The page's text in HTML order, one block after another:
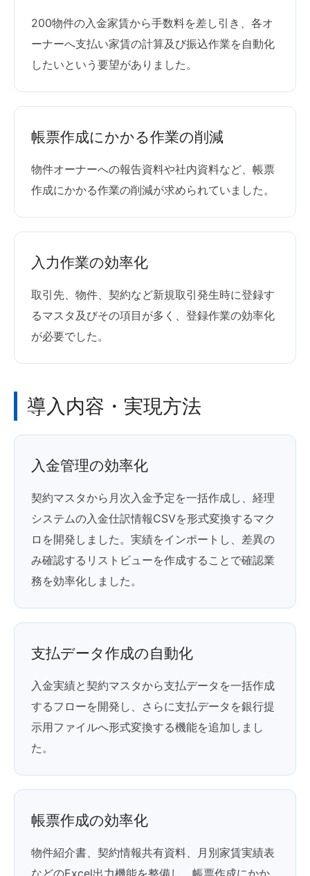
200物件の入金家賃から手数料を差し引き、各オ
ーナーへ支払い家賃の計算及び振込作業を自動化
したいという要望がありました。
帳票作成にかかる作業の削減
物件オーナーへの報告資料や社内資料など、帳票
作成にかかる作業の削減が求められていました。
入力作業の効率化
取引先、物件、契約など新規取引発生時に登録す
るマスタ及びその項目が多く、登録作業の効率化
が必要でした。
導入内容・実現方法
入金管理の効率化
契約マスタから月次入金予定を一括作成し、経理
システムの入金仕訳情報CSVを形式変換するマク
ロを開発しました。実績をインポートし、差異の
み確認するリストビューを作成することで確認業
務を効率化しました。
支払データ作成の自動化
入金実績と契約マスタから支払データを一括作成
するフローを開発し、さらに支払データを銀行提
示用ファイルへ形式変換する機能を追加しまし
た。
帳票作成の効率化
物件紹介書、契約情報共有資料、月別家賃実績表
などのExcel出力機能を整備し、帳票作成にかか